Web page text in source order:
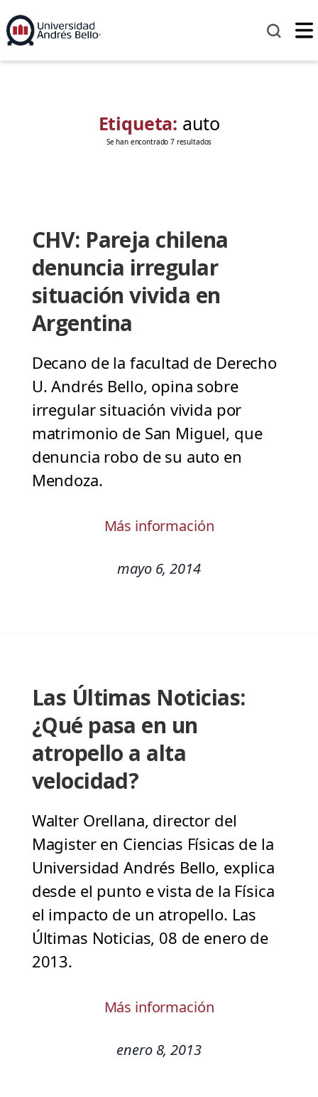
Etiqueta: auto
Se han encontrado 7 resultados
CHV: Pareja chilena
denuncia irregular
situación vivida en
Argentina
Decano de la facultad de Derecho
U. Andrés Bello, opina sobre
irregular situación vivida por
matrimonio de San Miguel, que
denuncia robo de su auto en
Mendoza.
Más información
mayo 6, 2014
Las Últimas Noticias:
¿Qué pasa en un
atropello a alta
velocidad?
Walter Orellana, director del
Magister en Ciencias Físicas de la
Universidad Andrés Bello, explica
desde el punto e vista de la Física
el impacto de un atropello. Las
Últimas Noticias, 08 de enero de
2013.
Más información
enero 8, 2013